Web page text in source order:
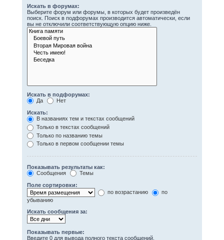
Искать в форумах:
Выберите форум или форумы, в которых будет произведён
поиск. Поиск в подфорумах производится автоматически, если
вы не отключили соответствующую опцию ниже.
Искать в подфорумах:
Да
Нет
Искать:
В названиях тем и текстах сообщений
Только в текстах сообщений
Только по названию темы
Только в первом сообщении темы
Показывать результаты как:
Сообщения
Темы
Поле сортировки:
по возрастанию
по
убыванию
Искать сообщения за:
Показывать первые:
Введите 0 для вывода полного текста сообщений.